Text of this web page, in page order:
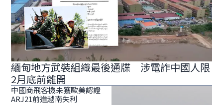
緬甸地方武裝組織最後通牒 涉電詐中國人限
2月底前離開
中國商飛客機未獲歐美認證
ARJ21前進越南失利